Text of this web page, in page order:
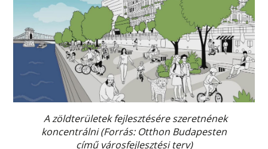
A zöldterületek fejlesztésére szeretnének
koncentrálni (Forrás: Otthon Budapesten
című városfejlesztési terv)